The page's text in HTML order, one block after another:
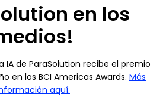
en los
IA de ParaSolution recibe el premio
en los BCI Americas Awards. Más
aquí.